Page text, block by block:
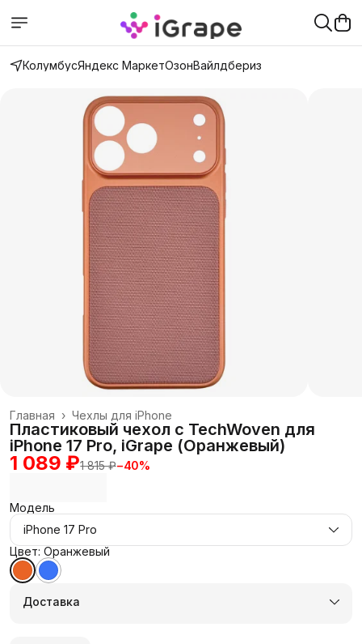
КолумбусЯндекс МаркетОзонВайлдбериз
Чехлы для iPhone
Главная ›
Пластиковый чехол с TechWoven для
iPhone 17 Pro, iGrape (Оранжевый)
1 089 ₽1 815 ₽−40%
Модель
iPhone 17 Pro
Цвет: Оранжевый
Доставка